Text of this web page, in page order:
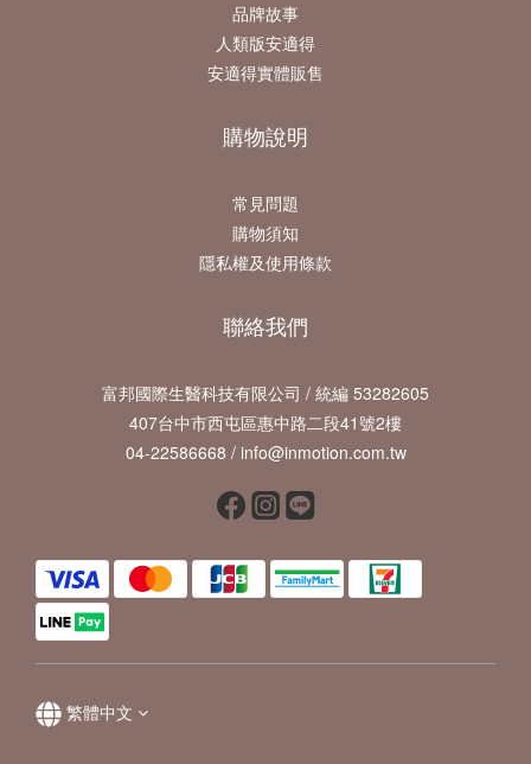
品牌故事
人類版安適得
安適得實體販售
購物說明
常見問題
購物須知
隱私權及使用條款
聯絡我們
富邦國際生醫科技有限公司 / 統編 53282605
407台中市西屯區惠中路二段41號2樓
04-22586668 / info@inmotion.com.tw
繁體中文